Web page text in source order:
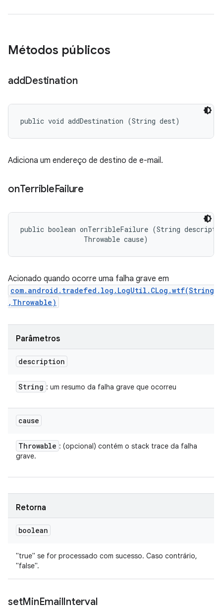
Métodos públicos
addDestination
public void addDestination (String dest)
Adiciona um endereço de destino de e-mail.
onTerribleFailure
public boolean onTerribleFailure (String
                Throwable cause)
Acionado quando ocorre uma falha grave em
com.android.tradefed.log.LogUtil.CLog.wtf(String
,Throwable)
Parâmetros
description
String : um resumo da falha grave que ocorreu
cause
Throwable : (opcional) contém o stack trace da falha
grave.
Retorna
boolean
"true" se for processado com sucesso. Caso contrário,
"false".
setMinEmailInterval